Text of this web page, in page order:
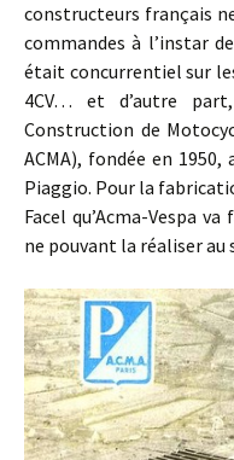
constructeurs français
commandes à l’instar
était concurrentiel sur
4CV… et d’autre
Construction de
ACMA), fondée en
Piaggio. Pour la
Facel qu’Acma-Vespa
ne pouvant la réaliser au